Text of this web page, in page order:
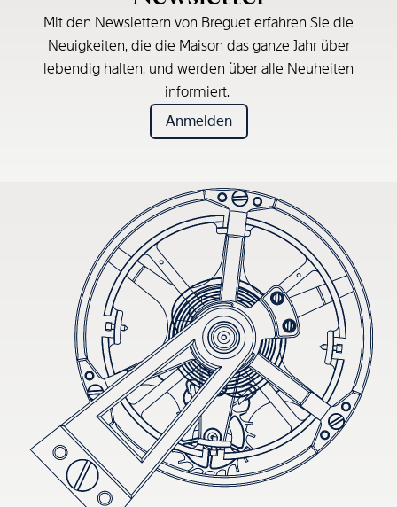
Mit den Newslettern von Breguet erfahren Sie die
Neuigkeiten, die die Maison das ganze Jahr über
lebendig halten, und werden über alle Neuheiten
informiert.
Anmelden